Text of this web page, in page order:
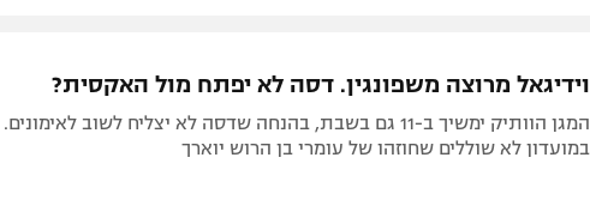
וידיגאל מרוצה משפונגין. דסה לא יפתח מול האקסית?
המגן הוותיק ימשיך ב-11 גם בשבת, בהנחה שדסה לא יצליח לשוב לאימונים.
במועדון לא שוללים שחוזהו של עומרי בן הרוש יוארך